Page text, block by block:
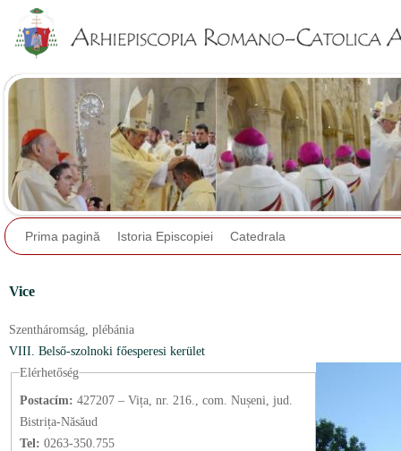
Prima pagină Istoria Episcopiei Catedrala
Vice
Szentháromság, plébánia
VIII. Belső-szolnoki főesperesi kerület
Elérhetőség
Postacím: 427207 – Vița, nr. 216., com. Nușeni, jud.
Bistrița-Năsăud
Tel: 0263-350.755